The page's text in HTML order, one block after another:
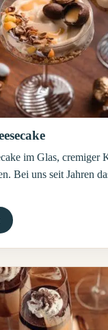
im Glas, cremiger
Bei uns seit Jahren